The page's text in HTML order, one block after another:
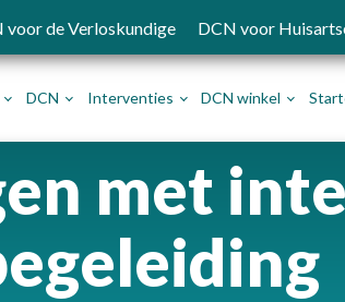
voor de Verloskundige DCN voor
DCN Interventies DCN winkel
met